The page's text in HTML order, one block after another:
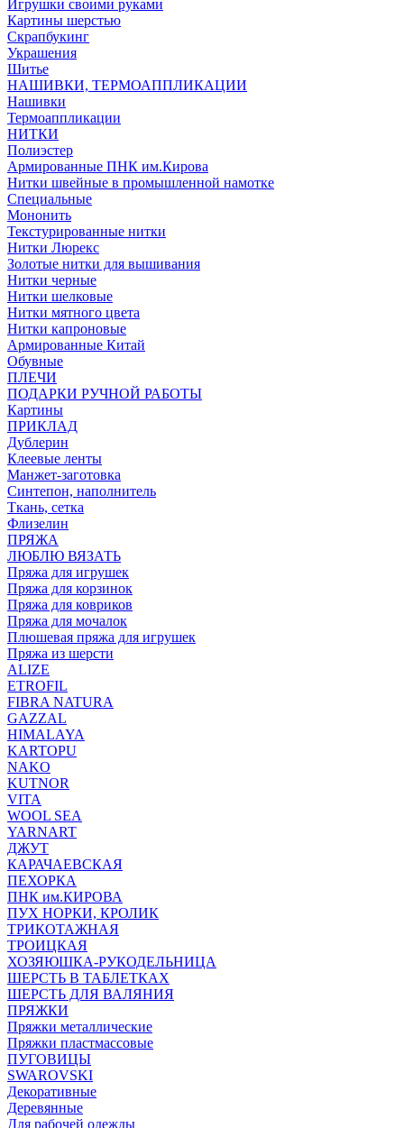
Игрушки своими руками
Картины шерстью
Скрапбукинг
Украшения
Шитье
НАШИВКИ, ТЕРМОАППЛИКАЦИИ
Нашивки
Термоаппликации
НИТКИ
Полиэстер
Армированные ПНК им.Кирова
Нитки швейные в промышленной намотке
Специальные
Мононить
Текстурированные нитки
Нитки Люрекс
Золотые нитки для вышивания
Нитки черные
Нитки шелковые
Нитки мятного цвета
Нитки капроновые
Армированные Китай
Обувные
ПЛЕЧИ
ПОДАРКИ РУЧНОЙ РАБОТЫ
Картины
ПРИКЛАД
Дублерин
Клеевые ленты
Манжет-заготовка
Синтепон, наполнитель
Ткань, сетка
Флизелин
ПРЯЖА
ЛЮБЛЮ ВЯЗАТЬ
Пряжа для игрушек
Пряжа для корзинок
Пряжа для ковриков
Пряжа для мочалок
Плюшевая пряжа для игрушек
Пряжа из шерсти
ALIZE
ETROFIL
FIBRA NATURA
GAZZAL
HIMALAYA
KARTOPU
NAKO
KUTNOR
VITA
WOOL SEA
YARNART
ДЖУТ
КАРАЧАЕВСКАЯ
ПЕХОРКА
ПНК им.КИРОВА
ПУХ НОРКИ, КРОЛИК
ТРИКОТАЖНАЯ
ТРОИЦКАЯ
ХОЗЯЮШКА-РУКОДЕЛЬНИЦА
ШЕРСТЬ В ТАБЛЕТКАХ
ШЕРСТЬ ДЛЯ ВАЛЯНИЯ
ПРЯЖКИ
Пряжки металлические
Пряжки пластмассовые
ПУГОВИЦЫ
SWAROVSKI
Декоративные
Деревянные
Для рабочей одежды